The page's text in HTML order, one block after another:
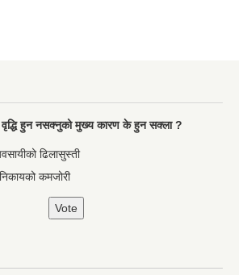
हुन नसक्नुको मुख्य कारण के हुन सक्ला ?
ढिलासुस्ती
कमजोरी